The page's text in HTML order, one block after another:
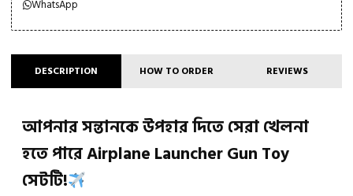
WhatsApp
DESCRIPTION HOW TO ORDER REVIEWS
আপনার সন্তানকে উপহার দিতে সেরা খেলনা
হতে পারে Airplane Launcher Gun Toy
সেটটি!